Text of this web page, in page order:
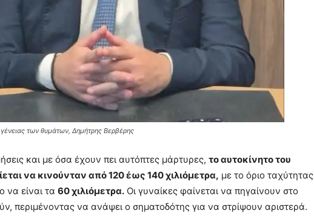
των θυμάτων, Δημήτρης Βερβέρης
και με όσα έχουν πει αυτόπτες μάρτυρες, το αυτοκίνητο του
να κινούνταν από 120 έως 140 χιλιόμετρα, με το όριο ταχύτητας
να είναι τα 60 χιλιόμετρα. Οι γυναίκες φαίνεται να πηγαίνουν στο
περιμένοντας να ανάψει ο σηματοδότης για να στρίψουν αριστερά.